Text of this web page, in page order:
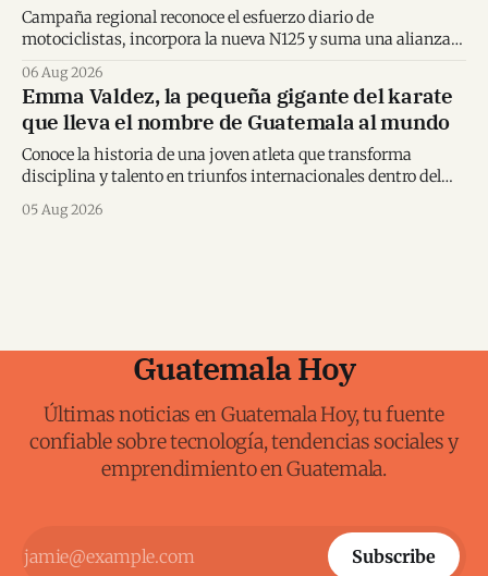
Campaña regional reconoce el esfuerzo diario de
motociclistas, incorpora la nueva N125 y suma una alianza
06 Aug 2026
Emma Valdez, la pequeña gigante del karate
que lleva el nombre de Guatemala al mundo
Conoce la historia de una joven atleta que transforma
disciplina y talento en triunfos internacionales dentro del
05 Aug 2026
Guatemala Hoy
Últimas noticias en Guatemala Hoy, tu fuente
confiable sobre tecnología, tendencias sociales y
emprendimiento en Guatemala.
Subscribe